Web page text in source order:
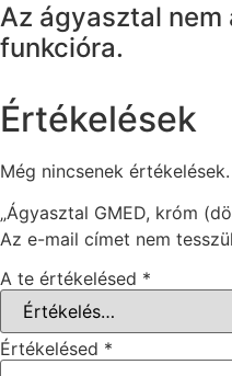
Az ágyasztal nem
funkcióra.
Értékelések
Még nincsenek értékelések.
„Ágyasztal GMED, króm
Az e-mail címet nem
A te értékelésed *
Értékelésed *